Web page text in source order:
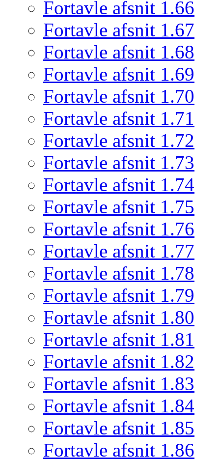
Fortavle afsnit 1.66
Fortavle afsnit 1.67
Fortavle afsnit 1.68
Fortavle afsnit 1.69
Fortavle afsnit 1.70
Fortavle afsnit 1.71
Fortavle afsnit 1.72
Fortavle afsnit 1.73
Fortavle afsnit 1.74
Fortavle afsnit 1.75
Fortavle afsnit 1.76
Fortavle afsnit 1.77
Fortavle afsnit 1.78
Fortavle afsnit 1.79
Fortavle afsnit 1.80
Fortavle afsnit 1.81
Fortavle afsnit 1.82
Fortavle afsnit 1.83
Fortavle afsnit 1.84
Fortavle afsnit 1.85
Fortavle afsnit 1.86